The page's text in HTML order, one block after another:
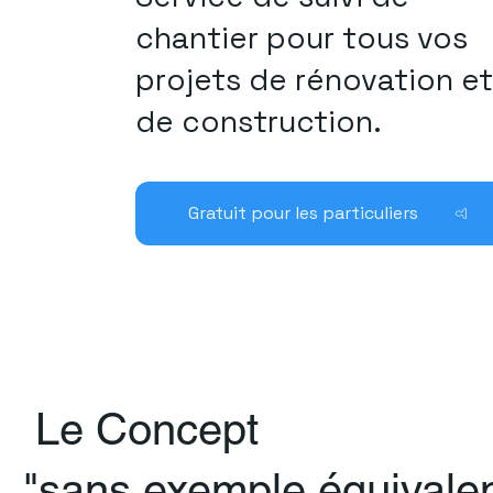
chantier pour tous vos
projets de rénovation et
de construction.
Gratuit pour les particuliers
Le Concept